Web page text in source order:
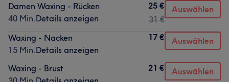
Damen Waxing - Rücken
40 Min.Details anzeigen
25 €
31 €
Auswählen
Waxing - Nacken
15 Min.Details anzeigen
17 € Auswählen
Waxing - Brust
21 € Auswählen